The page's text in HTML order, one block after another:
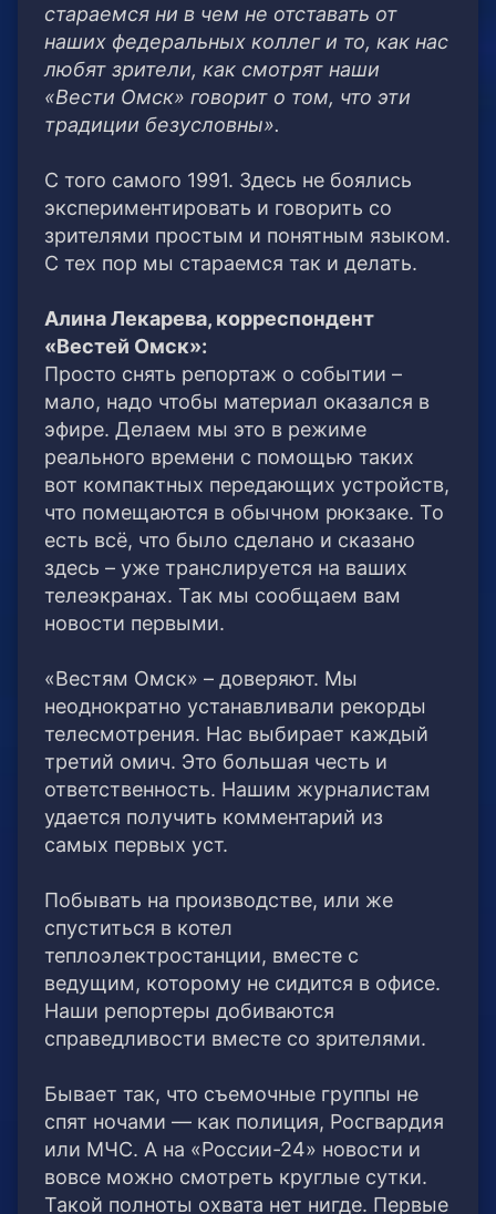
стараемся ни в чем не отставать от
наших федеральных коллег и то, как нас
любят зрители, как смотрят наши
«Вести Омск» говорит о том, что эти
традиции безусловны».
С того самого 1991. Здесь не боялись
экспериментировать и говорить со
зрителями простым и понятным языком.
С тех пор мы стараемся так и делать.
Алина Лекарева, корреспондент
«Вестей Омск»:
Просто снять репортаж о событии –
мало, надо чтобы материал оказался в
эфире. Делаем мы это в режиме
реального времени с помощью таких
вот компактных передающих устройств,
что помещаются в обычном рюкзаке. То
есть всё, что было сделано и сказано
здесь – уже транслируется на ваших
телеэкранах. Так мы сообщаем вам
новости первыми.
«Вестям Омск» – доверяют. Мы
неоднократно устанавливали рекорды
телесмотрения. Нас выбирает каждый
третий омич. Это большая честь и
ответственность. Нашим журналистам
удается получить комментарий из
самых первых уст.
Побывать на производстве, или же
спуститься в котел
теплоэлектростанции, вместе с
ведущим, которому не сидится в офисе.
Наши репортеры добиваются
справедливости вместе со зрителями.
Бывает так, что съемочные группы не
спят ночами — как полиция, Росгвардия
или МЧС. А на «России-24» новости и
вовсе можно смотреть круглые сутки.
Такой полноты охвата нет нигде. Первые